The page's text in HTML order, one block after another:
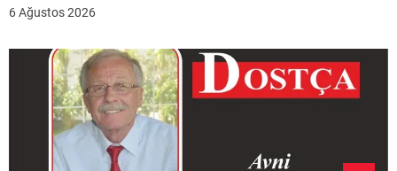
6 Ağustos 2026